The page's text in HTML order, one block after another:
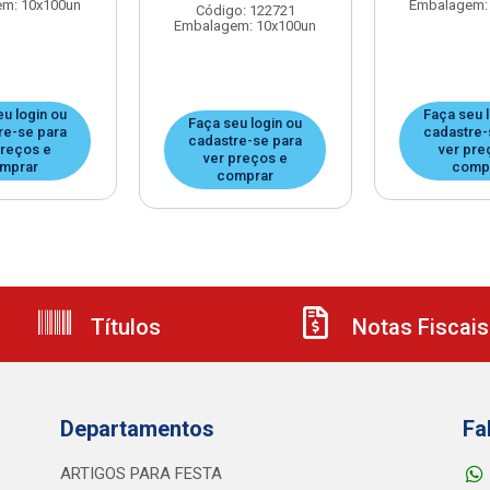
10x100un
login ou
se para
e
Código: 122721
Embalagem: 10x100un
Faça seu login ou
cadastre-se para
ver preços e
comprar
Faça seu
ver
Títulos Notas Fiscais
Departamentos
ARTIGOS PARA FESTA